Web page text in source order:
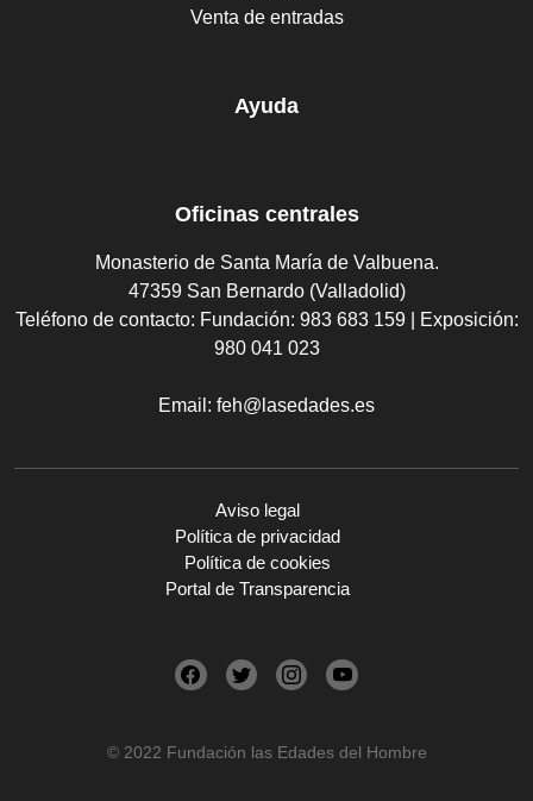
Venta de entradas
Ayuda
Oficinas centrales
Monasterio de Santa María de Valbuena.
47359 San Bernardo (Valladolid)
Teléfono de contacto: Fundación: 983 683 159 | Exposición:
980 041 023
Email: feh@lasedades.es
Aviso legal
Política de privacidad
Política de cookies
Portal de Transparencia
© 2022 Fundación las Edades del Hombre